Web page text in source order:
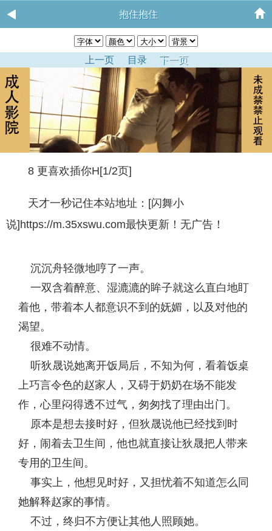
抱住抱住
上一页 目录 下一页
8 更喜欢插你H[1/2页]
天才一秒记住本站地址：[闪舞小
说]https://m.35xswu.com最快更新！无广告！
沉沉舟轻微地哼了一声。
一双含着醉意、湿漉漉的眸子就这么直白地盯
着他，带着本人都意识不到的妩媚，以及对他的
渴望。
很难不动情。
听狄晟说她离开饭局后，不知为何，看着饭桌
上巧言令色的赵家人，又碍于奶奶在场不能发
作，心里闷得透不过气，匆匆找了理由出门。
原本是想去接时好，但狄晟说他已经找到时
好，闹着去卫生间，他也就直接让狄晟把人带来
专用的卫生间。
事实上，他想见时好，又担忧着不知道怎么同
她解释赵家的事情。
不过，终归不方便让其他人照顾她。